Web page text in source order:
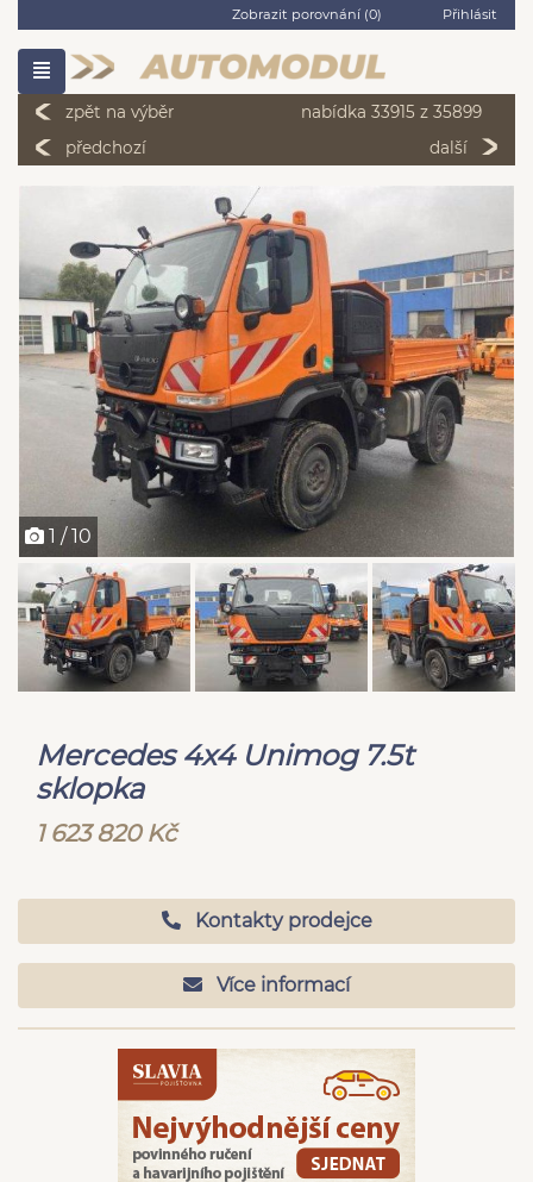
Zobrazit porovnání (0) Přihlásit
zpět na výběr
nabídka 33915 z 35899
předchozí
další
1 / 10
Mercedes 4x4 Unimog 7.5t
sklopka
1 623 820 Kč
Kontakty prodejce
Více informací